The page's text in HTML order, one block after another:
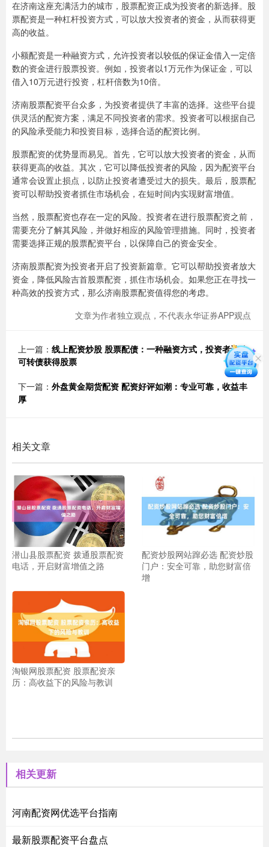
在济南这座充满活力的城市，股票配资正成为投资者的新选择。股
票配资是一种杠杆投资方式，可以放大投资者的资金，从而获得更
高的收益。
小额配资是一种融资方式，允许投资者以较低的保证金借入一定倍
数的资金进行股票投资。例如，投资者以1万元作为保证金，可以
借入10万元进行投资，杠杆倍数为10倍。
济南股票配资平台众多，为投资者提供了丰富的选择。这些平台提
供灵活的配资方案，满足不同投资者的需求。投资者可以根据自己
的风险承受能力和投资目标，选择合适的配资比例。
股票配资的优势显而易见。首先，它可以放大投资者的资金，从而
获得更高的收益。其次，它可以降低投资者的风险，因为配资平台
通常会设置止损点，以防止投资者遭受过大的损失。最后，股票配
资可以帮助投资者抓住市场机会，在短时间内实现财富增值。
当然，股票配资也存在一定的风险。投资者在进行股票配资之前，
需要充分了解其风险，并做好相应的风险管理措施。同时，投资者
需要选择正规的股票配资平台，以保障自己的资金安全。
济南股票配资为投资者开启了投资新篇章。它可以帮助投资者放大
资金，降低风险吉首股票配资，抓住市场机会。如果您正在寻找一
种高效的投资方式，那么济南股票配资值得您的考虑。
文章为作者独立观点，不代表永华证券APP观点
上一篇： 线上配资炒股 股票配债：一种融资方式，投资者认购
可转债获得股票
下一篇： 外盘黄金期货配资 配资好评如潮：专业可靠，收益丰
厚
相关文章
潜山县股票配资 拨通股票配资
电话，开启财富增值之路
配资炒股网站蹿必选 配资炒股
门户：安全可靠，助您财富倍
增
淘银网股票配资 股票配资亲
历：高收益下的风险与教训
相关更新
河南配资网优选平台指南
最新股票配资平台盘点